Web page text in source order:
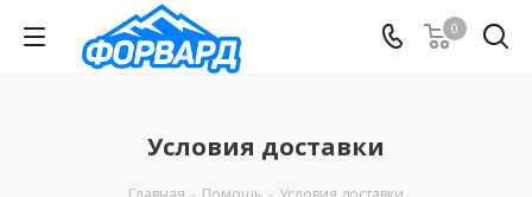
0
Условия доставки